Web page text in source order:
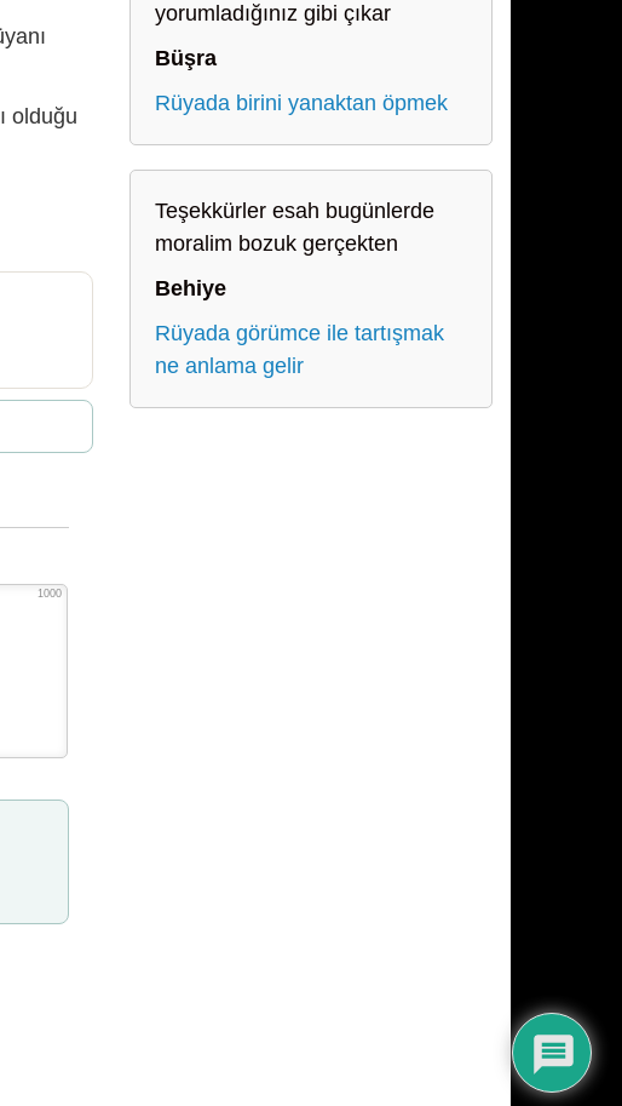
olduğu
1000
yorumladığınız gibi çıkar
Büşra
Rüyada birini yanaktan öpmek
Teşekkürler esah bugünlerde
moralim bozuk gerçekten
Behiye
Rüyada görümce ile tartışmak
ne anlama gelir